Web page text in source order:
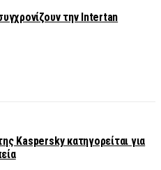
την Intertan
Kaspersky κατηγορείται για